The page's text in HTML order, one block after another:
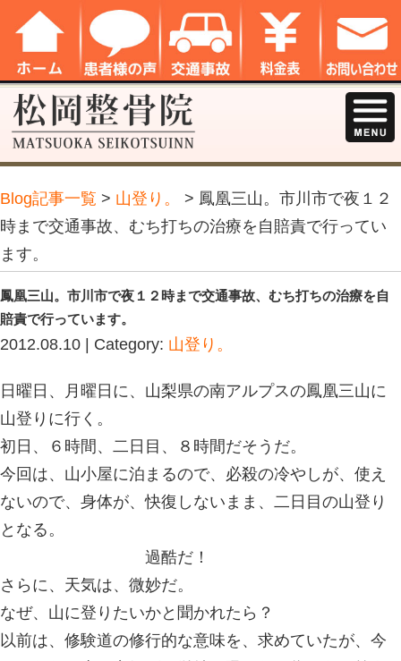
Blog記事一覧>山登り。 > 鳳凰三山
時まで交通事故、むち打ちの治療を
鳳凰三山。市川市で夜１２時まで交通事故、
賠責で行っています。
2012.08.10 | Category: 山登り。
日曜日、月曜日に、山梨県の南アル
山登りに行く。
初日、６時間、二日目、８時間だそ